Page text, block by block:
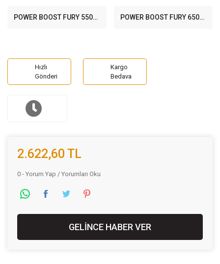
POWER BOOST FURY 550W
POWER BOOST FURY 650W
Hızlı
Gönderi
Kargo
Bedava
2.622,60 TL
0 - Yorum Yap / Yorumları Oku
GELİNCE HABER VER